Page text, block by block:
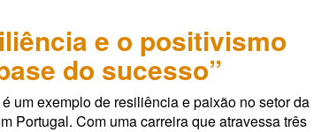
e o positivismo
do sucesso”
um exemplo de resiliência e paixão no setor da
Portugal. Com uma carreira que atravessa três